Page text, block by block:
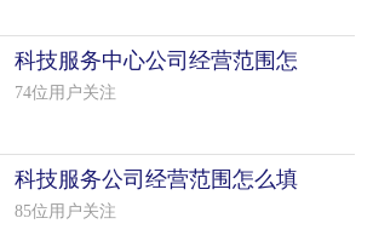
科技服务中心公司经营范围怎
么填写（7个模板）
74位用户关注
科技服务公司经营范围怎么填
写（50个模板）
85位用户关注